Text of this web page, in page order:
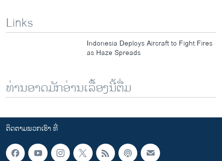
i
d
Links
Indonesia Deploys Aircraft to Fight Fires
as Haze Spreads
ທ່ານອາດມັກອ່ານເລື້ອງນີ້ຕື່ມ
ຕິດຕາມພວກເຮົາ ທີ່